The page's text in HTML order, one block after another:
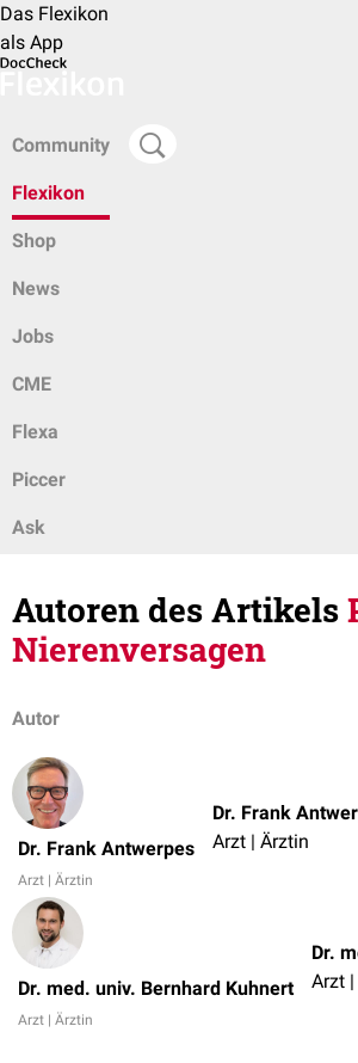
Das Flexikon
als App
Community
Flexikon
Shop
News
Jobs
CME
Flexa
Piccer
Ask
Autoren des Artikels
Nierenversagen
Autor
Dr. Frank Antwerpes
Arzt | Ärztin
Dr. Frank
Arzt | Ärztin
Dr. med. univ. Bernhard Kuhnert
Arzt | Ärztin